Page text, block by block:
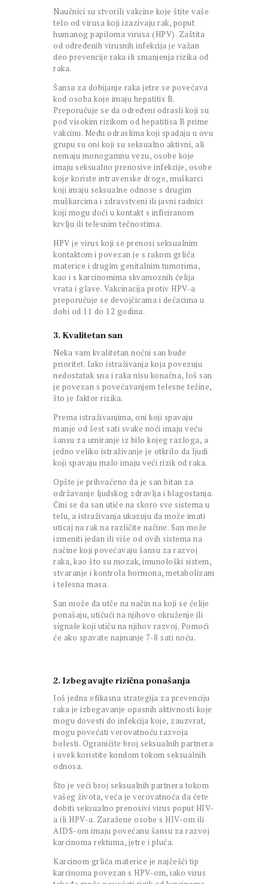
Naučnici su stvorili vakcine koje štite vaše
telo od virusa koji izazivaju rak, poput
humanog papiloma virusa (HPV). Zaštita
od određenih virusnih infekcija je važan
deo prevencije raka ili smanjenja rizika od
raka.
Šansa za dobijanje raka jetre se povećava
kod osoba koje imaju hepatitis B.
Preporučuje se da određeni odrasli koji su
pod visokim rizikom od hepatitisa B prime
vakcinu. Među odraslima koji spadaju u ovu
grupu su oni koji su seksualno aktivni, ali
nemaju monogamnu vezu, osobe koje
imaju seksualno prenosive infekcije, osobe
koje koriste intravenske droge, muškarci
koji imaju seksualne odnose s drugim
muškarcima i zdravstveni ili javni radnici
koji mogu doći u kontakt s inficiranom
krvlju ili telesnim tečnostima.
HPV je virus koji se prenosi seksualnim
kontaktom i povezan je s rakom grlića
materice i drugim genitalnim tumorima,
kao i s karcinomima skvamoznih ćelija
vrata i glave. Vakcinacija protiv HPV-a
preporučuje se devojčicama i dečacima u
dobi od 11 do 12 godina.
3. Kvalitetan san
Neka vam kvalitetan noćni san bude
prioritet. Iako istraživanja koja povezuju
nedostatak sna i raka nisu konačna, loš san
je povezan s povećavanjem telesne težine,
što je faktor rizika.
Prema istraživanjima, oni koji spavaju
manje od šest sati svake noći imaju veću
šansu za umiranje iz bilo kojeg razloga, a
jedno veliko istraživanje je otkrilo da ljudi
koji spavaju malo imaju veći rizik od raka.
Opšte je prihvaćeno da je san bitan za
održavanje ljudskog zdravlja i blagostanja.
Čini se da san utiče na skoro sve sistema u
telu, a istraživanja ukazuju da može imati
uticaj na rak na različite načine. San može
izmeniti jedan ili više od ovih sistema na
načine koji povećavaju šansu za razvoj
raka, kao što su mozak, imunološki sistem,
stvaranje i kontrola hormona, metabolizam
i telesna masa.
San može da utče na način na koji se ćelije
ponašaju, utičući na njihovo okruženje ili
signale koji utiču na njihov razvoj. Pomoći
će ako spavate najmanje 7-8 sati noću.
2. Izbegavajte rizična ponašanja
Još jedna efikasna strategija za prevenciju
raka je izbegavanje opasnih aktivnosti koje
mogu dovesti do infekcija koje, zauzvrat,
mogu povećati verovatnoću razvoja
bolesti. Ograničite broj seksualnih partnera
i uvek koristite kondom tokom seksualnih
odnosa.
Što je veći broj seksualnih partnera tokom
vašeg života, veća je verovatnoća da ćete
dobiti seksualno prenosivi virus poput HIV-
a ili HPV-a. Zaražene osobe s HIV-om ili
AIDS-om imaju povećanu šansu za razvoj
karcinoma rektuma, jetre i pluća.
Karcinom grlića materice je najčešći tip
karcinoma povezan s HPV-om, iako virus